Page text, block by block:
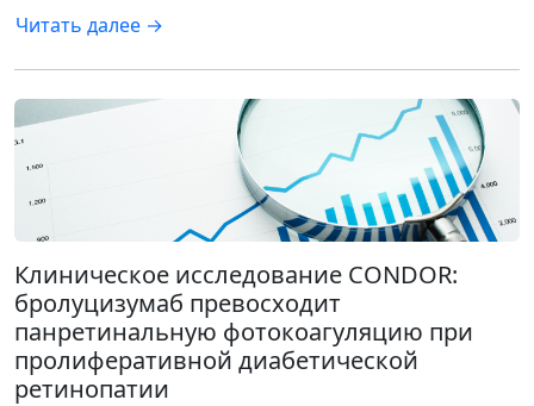
Читать далее →
Клиническое исследование CONDOR:
бролуцизумаб превосходит
панретинальную фотокоагуляцию при
пролиферативной диабетической
ретинопатии